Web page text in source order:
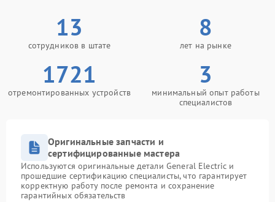
13
сотрудников в штате
8
лет на рынке
1721
отремонтированных устройств
3
минимальный опыт работы
специалистов
Оригинальные запчасти и
сертифицированные мастера
Используются оригинальные детали General Electric и
прошедшие сертификацию специалисты, что гарантирует
корректную работу после ремонта и сохранение
гарантийных обязательств